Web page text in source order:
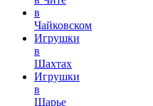
в
Чайковском
Игрушки
в
Шахтах
Игрушки
в
Шарье